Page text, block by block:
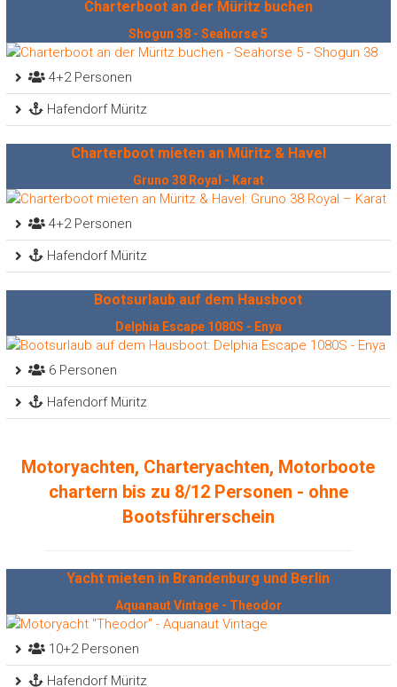
Charterboot an der Müritz buchen
Shogun 38 - Seahorse 5
4+2 Personen
Hafendorf Müritz
Charterboot mieten an Müritz & Havel
Gruno 38 Royal - Karat
4+2 Personen
Hafendorf Müritz
Bootsurlaub auf dem Hausboot
Delphia Escape 1080S - Enya
6 Personen
Hafendorf Müritz
Motoryachten, Charteryachten, Motorboote
chartern bis zu 8/12 Personen - ohne
Bootsführerschein
Yacht mieten in Brandenburg und Berlin
Aquanaut Vintage - Theodor
10+2 Personen
Hafendorf Müritz